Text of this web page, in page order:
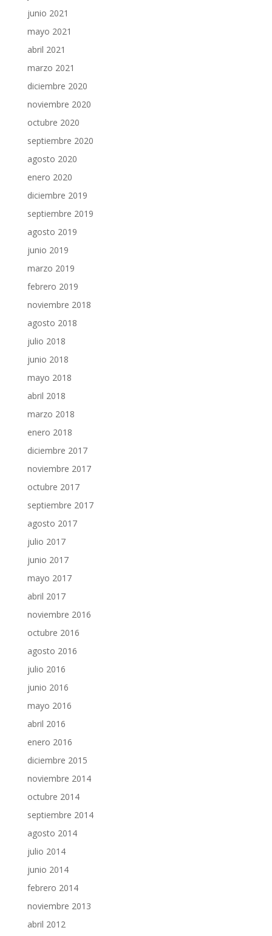
junio 2021
mayo 2021
abril 2021
marzo 2021
diciembre 2020
noviembre 2020
octubre 2020
septiembre 2020
agosto 2020
enero 2020
diciembre 2019
septiembre 2019
agosto 2019
junio 2019
marzo 2019
febrero 2019
noviembre 2018
agosto 2018
julio 2018
junio 2018
mayo 2018
abril 2018
marzo 2018
enero 2018
diciembre 2017
noviembre 2017
octubre 2017
septiembre 2017
agosto 2017
julio 2017
junio 2017
mayo 2017
abril 2017
noviembre 2016
octubre 2016
agosto 2016
julio 2016
junio 2016
mayo 2016
abril 2016
enero 2016
diciembre 2015
noviembre 2014
octubre 2014
septiembre 2014
agosto 2014
julio 2014
junio 2014
febrero 2014
noviembre 2013
abril 2012